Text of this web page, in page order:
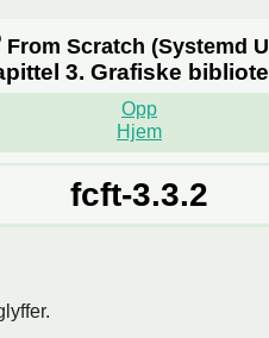
From Scratch (Systemd
3. Grafiske
Opp
Hjem
fcft-3.3.2